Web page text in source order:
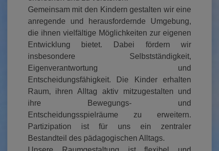
Gemeinsam mit den Kindern gestalten wir eine
anregende und herausfordernde Umgebung,
die ihnen vielfältige Möglichkeiten zur eigenen
Entwicklung bietet. Dabei fördern wir
insbesondere Selbstständigkeit,
Eigenverantwortung und
Entscheidungsfähigkeit. Die Kinder erhalten
Raum, ihren Alltag aktiv mitzugestalten und
ihre Bewegungs- und
Entscheidungsspielräume zu erweitern.
Partizipation ist für uns ein zentraler
Bestandteil des pädagogischen Alltags.